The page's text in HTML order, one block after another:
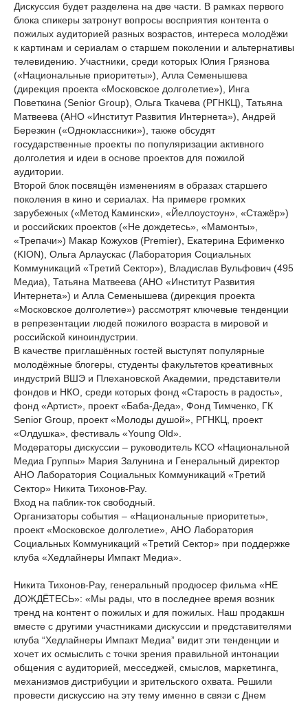
Дискуссия будет разделена на две части. В рамках первого
блока спикеры затронут вопросы восприятия контента о
пожилых аудиторией разных возрастов, интереса молодёжи
к картинам и сериалам о старшем поколении и альтернативы
телевидению. Участники, среди которых Юлия Грязнова
(«Национальные приоритеты»), Алла Семенышева
(дирекция проекта «Московское долголетие»), Инга
Поветкина (Senior Group), Ольга Ткачева (РГНКЦ), Татьяна
Матвеева (АНО «Институт Развития Интернета»), Андрей
Березкин («Одноклассники»), также обсудят
государственные проекты по популяризации активного
долголетия и идеи в основе проектов для пожилой
аудитории.
Второй блок посвящён изменениям в образах старшего
поколения в кино и сериалах. На примере громких
зарубежных («Метод Камински», «Йеллоустоун», «Стажёр»)
и российских проектов («Не дождетесь», «Мамонты»,
«Трепачи») Макар Кожухов (Premier), Екатерина Ефименко
(KION), Ольга Арлаускас (Лаборатория Социальных
Коммуникаций «Третий Сектор»), Владислав Вульфович (495
Медиа), Татьяна Матвеева (АНО «Институт Развития
Интернета») и Алла Семенышева (дирекция проекта
«Московское долголетие») рассмотрят ключевые тенденции
в репрезентации людей пожилого возраста в мировой и
российской киноиндустрии.
В качестве приглашённых гостей выступят популярные
молодёжные блогеры, студенты факультетов креативных
индустрий ВШЭ и Плехановской Академии, представители
фондов и НКО, среди которых фонд «Старость в радость»,
фонд «Артист», проект «Баба-Деда», Фонд Тимченко, ГК
Senior Group, проект «Молоды душой», РГНКЦ, проект
«Олдушка», фестиваль «Young Old».
Модераторы дискуссии – руководитель КСО «Национальной
Медиа Группы» Мария Залунина и Генеральный директор
АНО Лаборатория Социальных Коммуникаций «Третий
Сектор» Никита Тихонов-Рау.
Вход на паблик-ток свободный.
Организаторы события – «Национальные приоритеты»,
проект «Московское долголетие», АНО Лаборатория
Социальных Коммуникаций «Третий Сектор» при поддержке
клуба «Хедлайнеры Импакт Медиа».
Никита Тихонов-Рау, генеральный продюсер фильма «НЕ
ДОЖДЁТЕСЬ»: «Мы рады, что в последнее время возник
тренд на контент о пожилых и для пожилых. Наш продакшн
вместе с другими участниками дискуссии и представителями
клуба “Хедлайнеры Импакт Медиа” видит эти тенденции и
хочет их осмыслить с точки зрения правильной интонации
общения с аудиторией, месседжей, смыслов, маркетинга,
механизмов дистрибуции и зрительского охвата. Решили
провести дискуссию на эту тему именно в связи с Днем